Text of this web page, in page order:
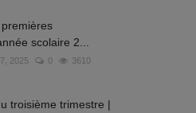
scolaire 2...
2025 0 3610
troisième trimestre |